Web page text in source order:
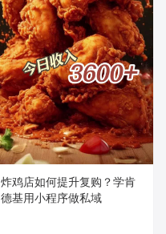
炸鸡店如何提升复购？学肯
德基用小程序做私域